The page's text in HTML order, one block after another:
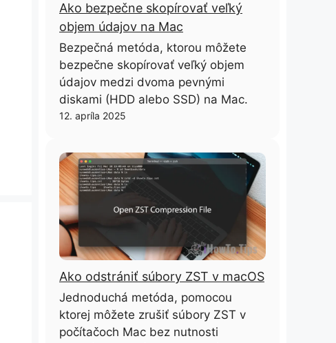
Ako bezpečne skopírovať veľký
objem údajov na Mac
Bezpečná metóda, ktorou môžete
bezpečne skopírovať veľký objem
údajov medzi dvoma pevnými
diskami (HDD alebo SSD) na Mac.
12. apríla 2025
Ako odstrániť súbory ZST v macOS
Jednoduchá metóda, pomocou
ktorej môžete zrušiť súbory ZST v
počítačoch Mac bez nutnosti